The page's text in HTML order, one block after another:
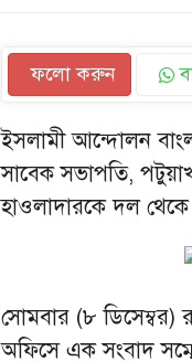
ফলো করুন
ইসলামী আন্দোলন
সাবেক সভাপতি,
হাওলাদারকে দল থেকে
সোমবার (৮ ডিসেম্বর)
অফিসে এক সংবাদ